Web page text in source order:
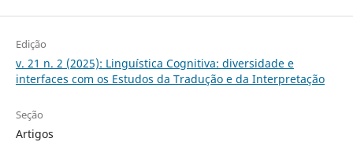
Edição
v. 21 n. 2 (2025): Linguística Cognitiva: diversidade e
interfaces com os Estudos da Tradução e da Interpretação
Seção
Artigos